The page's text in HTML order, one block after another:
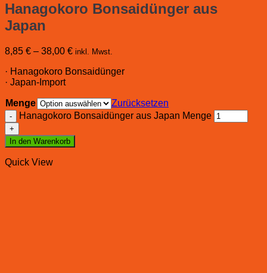
Hanagokoro Bonsaidünger aus
Japan
8,85 € – 38,00 € inkl. Mwst.
· Hanagokoro Bonsaidünger
· Japan-Import
Menge
Zurücksetzen
Hanagokoro Bonsaidünger aus Japan Menge
In den Warenkorb
Quick View